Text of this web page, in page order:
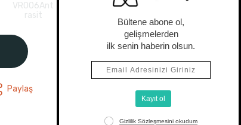
VR006Ant
rasit
Paylaş